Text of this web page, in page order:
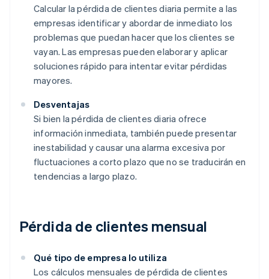
Calcular la pérdida de clientes diaria permite a las
empresas identificar y abordar de inmediato los
problemas que puedan hacer que los clientes se
vayan. Las empresas pueden elaborar y aplicar
soluciones rápido para intentar evitar pérdidas
mayores.
Desventajas
Si bien la pérdida de clientes diaria ofrece
información inmediata, también puede presentar
inestabilidad y causar una alarma excesiva por
fluctuaciones a corto plazo que no se traducirán en
tendencias a largo plazo.
Pérdida de clientes mensual
Qué tipo de empresa lo utiliza
Los cálculos mensuales de pérdida de clientes